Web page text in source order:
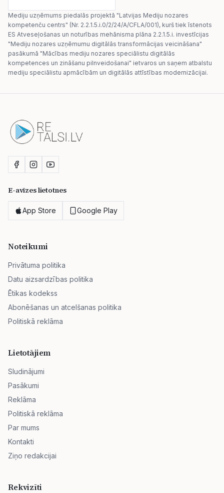
Mediju uzņēmums piedalās projektā "Latvijas Mediju nozares
kompetenču centrs" (Nr. 2.2.1.5.i.0/2/24/A/CFLA/001), kurš tiek īstenots
ES Atveseļošanas un noturības mehānisma plāna 2.2.1.5.i. investīcijas
"Mediju nozares uzņēmumu digitālās transformācijas veicināšana"
pasākumā "Mācības mediju nozares speciālistu digitālās
kompetences un zināšanu pilnveidošanai" ietvaros un saņem atbalstu
mediju speciālistu apmācībām un digitālās attīstības modernizācijai.
E-avīzes lietotnes
App Store Google Play
Noteikumi
Privātuma politika
Datu aizsardzības politika
Ētikas kodekss
Abonēšanas un atcelšanas politika
Politiskā reklāma
Lietotājiem
Sludinājumi
Pasākumi
Reklāma
Politiskā reklāma
Par mums
Kontakti
Ziņo redakcijai
Rekvizīti